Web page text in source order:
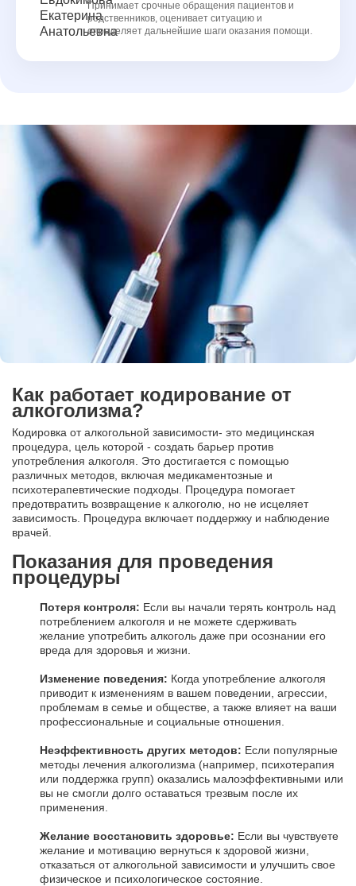
Принимает срочные обращения пациентов и
родственников, оценивает ситуацию и
определяет дальнейшие шаги оказания помощи.
Как работает кодирование от
алкоголизма?
Кодировка от алкогольной зависимости- это медицинская
процедура, цель которой - создать барьер против
употребления алкоголя. Это достигается с помощью
различных методов, включая медикаментозные и
психотерапевтические подходы. Процедура помогает
предотвратить возвращение к алкоголю, но не исцеляет
зависимость. Процедура включает поддержку и наблюдение
врачей.
Показания для проведения
процедуры
Потеря контроля: Если вы начали терять контроль над
потреблением алкоголя и не можете сдерживать
желание употребить алкоголь даже при осознании его
вреда для здоровья и жизни.
Изменение поведения: Когда употребление алкоголя
приводит к изменениям в вашем поведении, агрессии,
проблемам в семье и обществе, а также влияет на ваши
профессиональные и социальные отношения.
Неэффективность других методов: Если популярные
методы лечения алкоголизма (например, психотерапия
или поддержка групп) оказались малоэффективными или
вы не смогли долго оставаться трезвым после их
применения.
Желание восстановить здоровье: Если вы чувствуете
желание и мотивацию вернуться к здоровой жизни,
отказаться от алкогольной зависимости и улучшить свое
физическое и психологическое состояние.